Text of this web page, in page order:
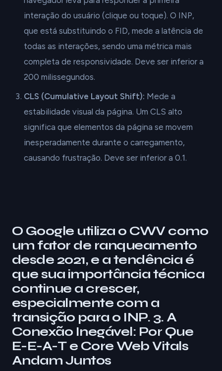
interação do usuário (clique ou toque). O INP,
que está substituindo o FID, mede a latência de
todas as interações, sendo uma métrica mais
completa de responsividade. Deve ser inferior a
200 milissegundos.
CLS (Cumulative Layout Shift): Mede a
estabilidade visual da página. Um CLS alto
significa que elementos da página se movem
inesperadamente durante o carregamento,
causando frustração. Deve ser inferior a 0.1.
O Google utiliza o CWV como
um fator de ranqueamento
desde 2021, e a tendência é
que sua importância técnica
continue a crescer,
especialmente com a
transição para o INP. 3. A
Conexão Inegável: Por Que
E-E-A-T e Core Web Vitals
Andam Juntos